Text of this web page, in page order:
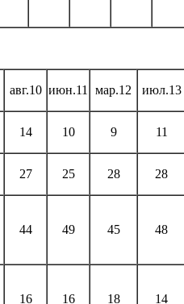
авг.10 июн.11 мар.12 июл.13
14 10 9 11
27 25 28 28
44 49 45 48
16 16 18 14